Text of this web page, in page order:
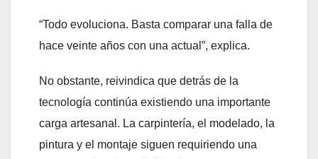
“Todo evoluciona. Basta comparar una falla de
hace veinte años con una actual”, explica.
No obstante, reivindica que detrás de la
tecnología continúa existiendo una importante
carga artesanal. La carpintería, el modelado, la
pintura y el montaje siguen requiriendo una